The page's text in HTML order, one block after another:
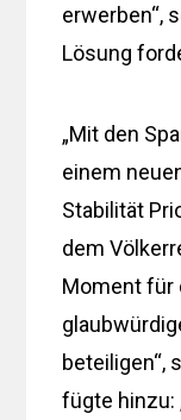
erwerben“,
Lösung
„Mit den
einem
Stabilität
dem
Moment für
beteiligen“,
fügte hinzu: